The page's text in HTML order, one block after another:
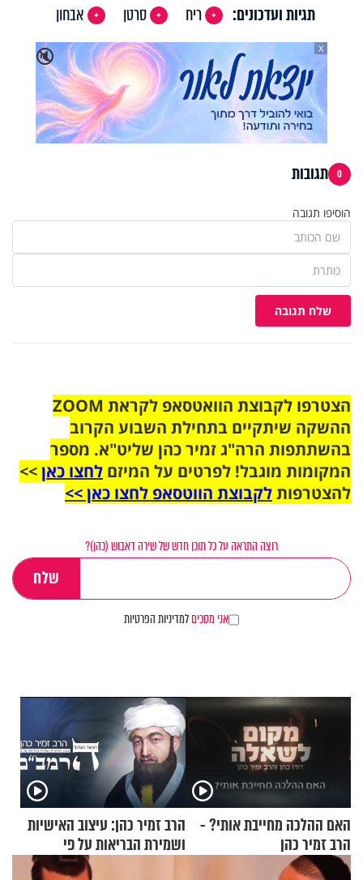
תגיות ועדכונים: ריח סרטן
אבחון
🔇
X
0 תגובות
הוסיפו תגובה
שלח תגובה
הצטרפו לקבוצת הוואטסאפ לקראת ZOOM
ההשקה שיתקיים בתחילת השבוע הקרוב
בהשתתפות הרה"ג זמיר כהן שליט"א. מספר
המקומות מוגבל! לפרטים על המיזם לחצו כאן>>
להצטרפותלקבוצת הווטסאפ לחצו כאן >>
רוצה התראה על כל תוכן חדש של שירה דאבוש (כהן)?
אני מסכיםלמדיניות הפרטיות
האם ההלכה מחייבת אותי? -
הרב זמיר כהן
הרב זמיר כהן: עיצוב האישיות
ושמירת הבריאות על פי